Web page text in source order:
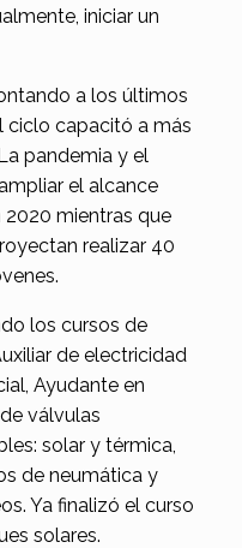
iniciar un
a los últimos
ciclo capacitó a más
pandemia y el
el alcance
mientras que
realizar 40
los cursos de
de electricidad
Ayudante en
válvulas
solar y térmica,
de neumática y
Ya finalizó el curso
solares.